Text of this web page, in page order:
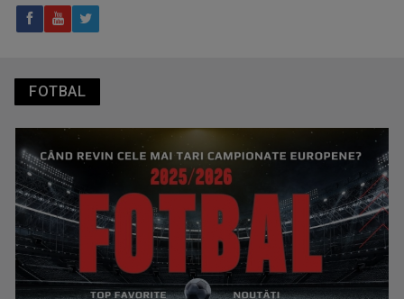
Tenis internațional la Târgu Mureș! TVR Sport transmite
FOTBAL